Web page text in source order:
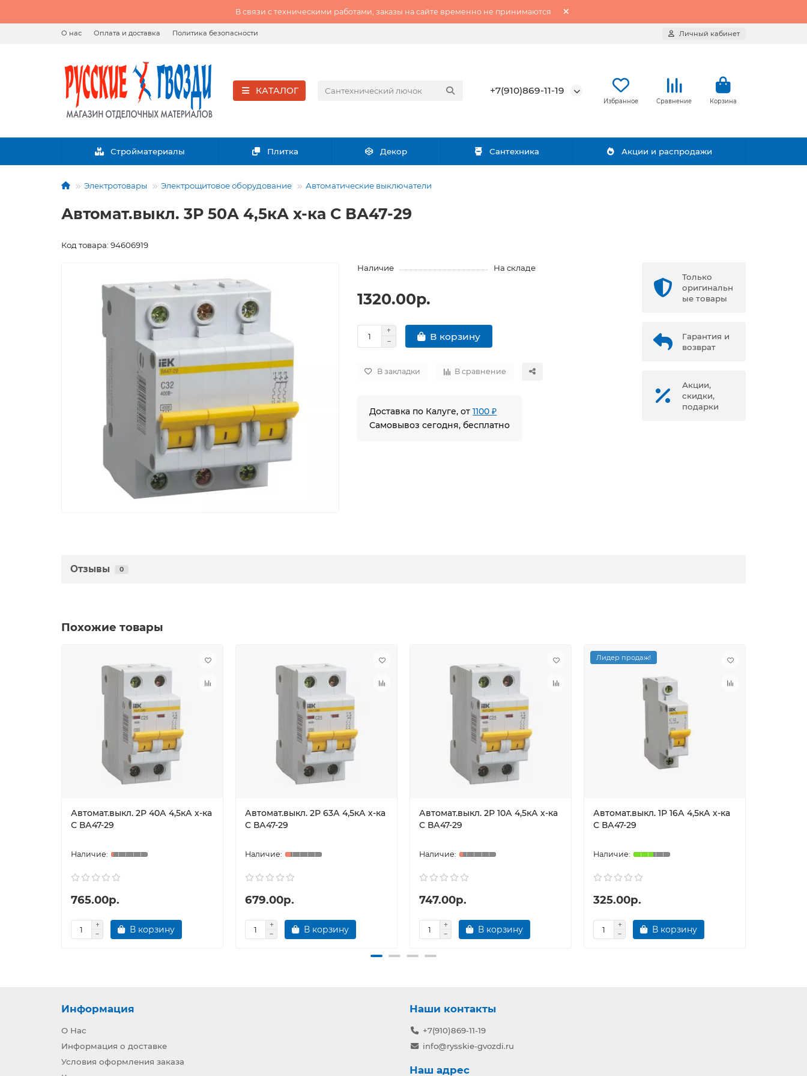
В связи с техническими работами, заказы на сайте временно не принимаются
О нас Оплата и доставка Политика безопасности Личный кабинет
КАТАЛОГ +7(910)869-11-19
Избранное Сравнение Корзина
Стройматериалы Плитка Декор Сантехника Акции и распродажи
Электротовары Электрощитовое оборудование Автоматические выключатели
Автомат.выкл. 3Р 50А 4,5кА х-ка С ВА47-29
Код товара: 94606919
Наличие На складе
1320.00р.
В корзину
В закладки В сравнение
Доставка по Калуге, от1100 ₽
Самовывоз сегодня, бесплатно
Только
оригинальн
ые товары
Гарантия и
возврат
Акции,
скидки,
подарки
Отзывы 0
Похожие товары
Автомат.выкл. 2Р 40А 4,5кА х-ка
С ВА47-29
765.00р.
В корзину
Автомат.выкл. 2Р 63А 4,5кА х-ка
С ВА47-29
679.00р.
В корзину
Автомат.выкл. 2Р 10А 4,5кА х-ка
С ВА47-29
747.00р.
В корзину
Лидер продаж!
Автомат.выкл. 1Р 16А 4,5кА х-ка
С ВА47-29
325.00р.
В корзину
Информация
О Нас
Информация о доставке
Условия оформления заказа
Наши контакты
+7(910)869-11-19
info@rysskie-gvozdi.ru
Наш адрес